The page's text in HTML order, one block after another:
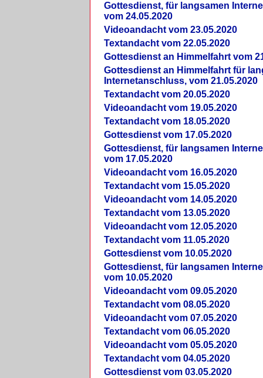
Gottesdienst, für langsamen
vom 24.05.2020
Videoandacht vom 23.05.2020
Textandacht vom 22.05.2020
Gottesdienst an Himmelfahrt vom
Gottesdienst an Himmelfahrt für
Internetanschluss, vom 21.05.2020
Textandacht vom 20.05.2020
Videoandacht vom 19.05.2020
Textandacht vom 18.05.2020
Gottesdienst vom 17.05.2020
Gottesdienst, für langsamen
vom 17.05.2020
Videoandacht vom 16.05.2020
Textandacht vom 15.05.2020
Videoandacht vom 14.05.2020
Textandacht vom 13.05.2020
Videoandacht vom 12.05.2020
Textandacht vom 11.05.2020
Gottesdienst vom 10.05.2020
Gottesdienst, für langsamen
vom 10.05.2020
Videoandacht vom 09.05.2020
Textandacht vom 08.05.2020
Videoandacht vom 07.05.2020
Textandacht vom 06.05.2020
Videoandacht vom 05.05.2020
Textandacht vom 04.05.2020
Gottesdienst vom 03.05.2020